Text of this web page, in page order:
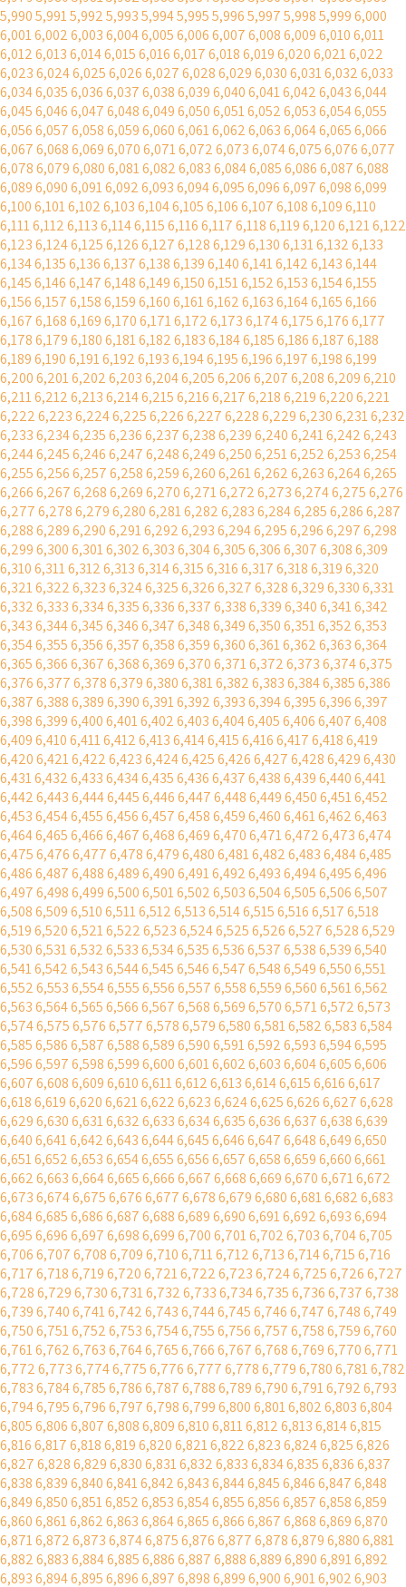
5,9905,9915,9925,9935,9945,9955,9965,9975,9985,9996,000
6,0016,0026,0036,0046,0056,0066,0076,0086,0096,0106,011
6,0126,0136,0146,0156,0166,0176,0186,0196,0206,0216,022
6,0236,0246,0256,0266,0276,0286,0296,0306,0316,0326,033
6,0346,0356,0366,0376,0386,0396,0406,0416,0426,0436,044
6,0456,0466,0476,0486,0496,0506,0516,0526,0536,0546,055
6,0566,0576,0586,0596,0606,0616,0626,0636,0646,0656,066
6,0676,0686,0696,0706,0716,0726,0736,0746,0756,0766,077
6,0786,0796,0806,0816,0826,0836,0846,0856,0866,0876,088
6,0896,0906,0916,0926,0936,0946,0956,0966,0976,0986,099
6,1006,1016,1026,1036,1046,1056,1066,1076,1086,1096,110
6,1116,1126,1136,1146,1156,1166,1176,1186,1196,1206,1216,122
6,1236,1246,1256,1266,1276,1286,1296,1306,1316,1326,133
6,1346,1356,1366,1376,1386,1396,1406,1416,1426,1436,144
6,1456,1466,1476,1486,1496,1506,1516,1526,1536,1546,155
6,1566,1576,1586,1596,1606,1616,1626,1636,1646,1656,166
6,1676,1686,1696,1706,1716,1726,1736,1746,1756,1766,177
6,1786,1796,1806,1816,1826,1836,1846,1856,1866,1876,188
6,1896,1906,1916,1926,1936,1946,1956,1966,1976,1986,199
6,2006,2016,2026,2036,2046,2056,2066,2076,2086,2096,210
6,2116,2126,2136,2146,2156,2166,2176,2186,2196,2206,221
6,2226,2236,2246,2256,2266,2276,2286,2296,2306,2316,232
6,2336,2346,2356,2366,2376,2386,2396,2406,2416,2426,243
6,2446,2456,2466,2476,2486,2496,2506,2516,2526,2536,254
6,2556,2566,2576,2586,2596,2606,2616,2626,2636,2646,265
6,2666,2676,2686,2696,2706,2716,2726,2736,2746,2756,276
6,2776,2786,2796,2806,2816,2826,2836,2846,2856,2866,287
6,2886,2896,2906,2916,2926,2936,2946,2956,2966,2976,298
6,2996,3006,3016,3026,3036,3046,3056,3066,3076,3086,309
6,3106,3116,3126,3136,3146,3156,3166,3176,3186,3196,320
6,3216,3226,3236,3246,3256,3266,3276,3286,3296,3306,331
6,3326,3336,3346,3356,3366,3376,3386,3396,3406,3416,342
6,3436,3446,3456,3466,3476,3486,3496,3506,3516,3526,353
6,3546,3556,3566,3576,3586,3596,3606,3616,3626,3636,364
6,3656,3666,3676,3686,3696,3706,3716,3726,3736,3746,375
6,3766,3776,3786,3796,3806,3816,3826,3836,3846,3856,386
6,3876,3886,3896,3906,3916,3926,3936,3946,3956,3966,397
6,3986,3996,4006,4016,4026,4036,4046,4056,4066,4076,408
6,4096,4106,4116,4126,4136,4146,4156,4166,4176,4186,419
6,4206,4216,4226,4236,4246,4256,4266,4276,4286,4296,430
6,4316,4326,4336,4346,4356,4366,4376,4386,4396,4406,441
6,4426,4436,4446,4456,4466,4476,4486,4496,4506,4516,452
6,4536,4546,4556,4566,4576,4586,4596,4606,4616,4626,463
6,4646,4656,4666,4676,4686,4696,4706,4716,4726,4736,474
6,4756,4766,4776,4786,4796,4806,4816,4826,4836,4846,485
6,4866,4876,4886,4896,4906,4916,4926,4936,4946,4956,496
6,4976,4986,4996,5006,5016,5026,5036,5046,5056,5066,507
6,5086,5096,5106,5116,5126,5136,5146,5156,5166,5176,518
6,5196,5206,5216,5226,5236,5246,5256,5266,5276,5286,529
6,5306,5316,5326,5336,5346,5356,5366,5376,5386,5396,540
6,5416,5426,5436,5446,5456,5466,5476,5486,5496,5506,551
6,5526,5536,5546,5556,5566,5576,5586,5596,5606,5616,562
6,5636,5646,5656,5666,5676,5686,5696,5706,5716,5726,573
6,5746,5756,5766,5776,5786,5796,5806,5816,5826,5836,584
6,5856,5866,5876,5886,5896,5906,5916,5926,5936,5946,595
6,5966,5976,5986,5996,6006,6016,6026,6036,6046,6056,606
6,6076,6086,6096,6106,6116,6126,6136,6146,6156,6166,617
6,6186,6196,6206,6216,6226,6236,6246,6256,6266,6276,628
6,6296,6306,6316,6326,6336,6346,6356,6366,6376,6386,639
6,6406,6416,6426,6436,6446,6456,6466,6476,6486,6496,650
6,6516,6526,6536,6546,6556,6566,6576,6586,6596,6606,661
6,6626,6636,6646,6656,6666,6676,6686,6696,6706,6716,672
6,6736,6746,6756,6766,6776,6786,6796,6806,6816,6826,683
6,6846,6856,6866,6876,6886,6896,6906,6916,6926,6936,694
6,6956,6966,6976,6986,6996,7006,7016,7026,7036,7046,705
6,7066,7076,7086,7096,7106,7116,7126,7136,7146,7156,716
6,7176,7186,7196,7206,7216,7226,7236,7246,7256,7266,727
6,7286,7296,7306,7316,7326,7336,7346,7356,7366,7376,738
6,7396,7406,7416,7426,7436,7446,7456,7466,7476,7486,749
6,7506,7516,7526,7536,7546,7556,7566,7576,7586,7596,760
6,7616,7626,7636,7646,7656,7666,7676,7686,7696,7706,771
6,7726,7736,7746,7756,7766,7776,7786,7796,7806,7816,782
6,7836,7846,7856,7866,7876,7886,7896,7906,7916,7926,793
6,7946,7956,7966,7976,7986,7996,8006,8016,8026,8036,804
6,8056,8066,8076,8086,8096,8106,8116,8126,8136,8146,815
6,8166,8176,8186,8196,8206,8216,8226,8236,8246,8256,826
6,8276,8286,8296,8306,8316,8326,8336,8346,8356,8366,837
6,8386,8396,8406,8416,8426,8436,8446,8456,8466,8476,848
6,8496,8506,8516,8526,8536,8546,8556,8566,8576,8586,859
6,8606,8616,8626,8636,8646,8656,8666,8676,8686,8696,870
6,8716,8726,8736,8746,8756,8766,8776,8786,8796,8806,881
6,8826,8836,8846,8856,8866,8876,8886,8896,8906,8916,892
6,8936,8946,8956,8966,8976,8986,8996,9006,9016,9026,903